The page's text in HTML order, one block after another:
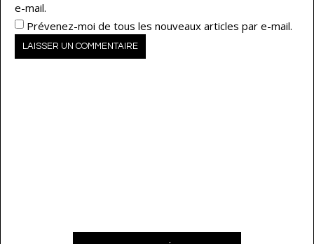
e-mail.
Prévenez-moi de tous les nouveaux articles par e-mail.